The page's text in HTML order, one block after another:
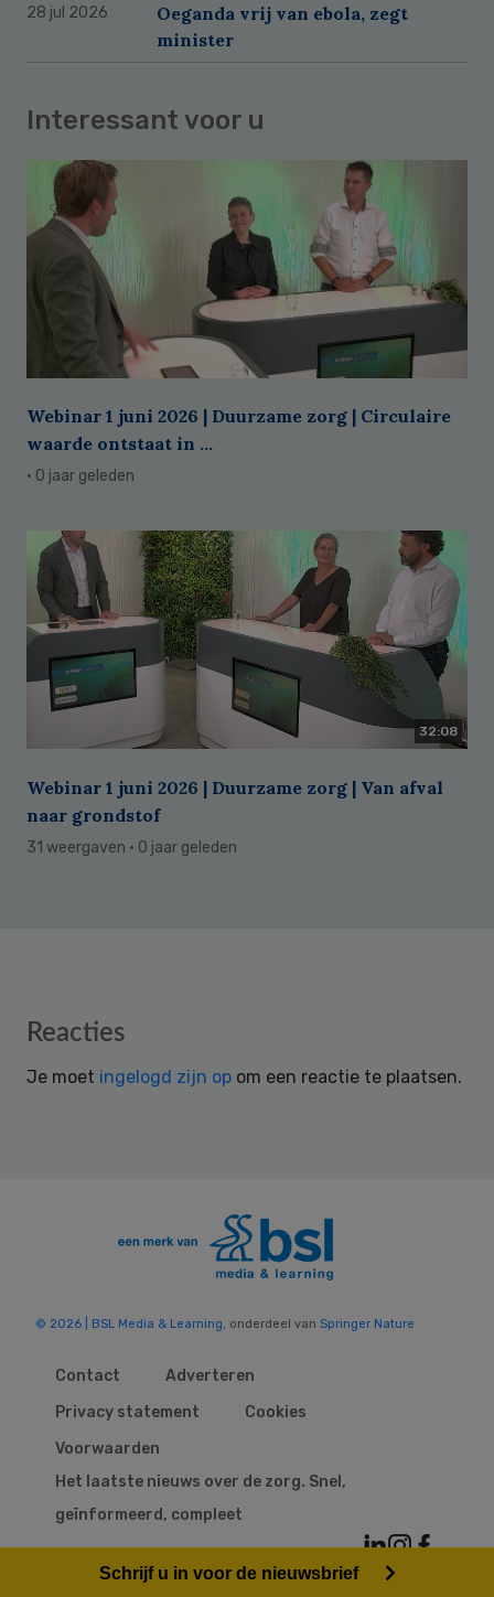
28 jul 2026
Oeganda vrij van ebola, zegt
minister
Interessant voor u
Webinar 1 juni 2026 | Duurzame zorg | Circulaire
waarde ontstaat in ...
· 0 jaar geleden
32:08
Webinar 1 juni 2026 | Duurzame zorg | Van afval
naar grondstof
31 weergaven · 0 jaar geleden
Reader
Reacties
Je moet ingelogd zijn op om een reactie te plaatsen.
© 2026 | BSL Media & Learning, onderdeel van Springer Nature
Contact
Adverteren
Privacy statement
Cookies
Voorwaarden
Het laatste nieuws over de zorg. Snel,
geïnformeerd, compleet
Schrijf u in voor de nieuwsbrief